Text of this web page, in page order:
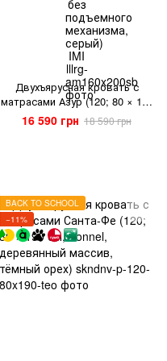
Двухъярусная кровать с
матрасами Азур (120; 80 × 190
см, Bonnel, деревянный
массив, ольха)
16 590 грн 18 590 грн
BACK TO SCHOOL
−11%